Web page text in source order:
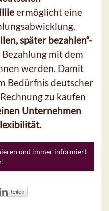
ermöglicht eine
später bezahlen“-
mit dem
werden. Damit
Bedürfnis deutscher
zu kaufen
Unternehmen
und immer informiert